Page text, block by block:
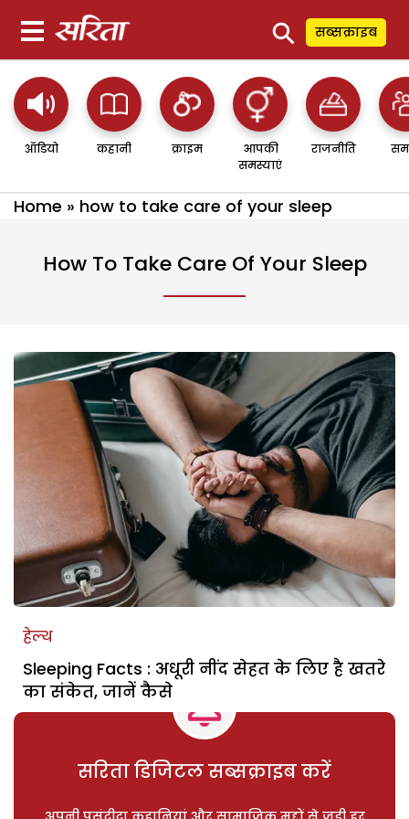
⚲ सब्सक्राइब
ऑडियो कहानी क्राइम
आपकी
समस्याएं
राजनीति
Home » how to take care of your sleep
How To Take Care Of Your Sleep
हेल्थ
Sleeping Facts : अधूरी नींद सेहत के लिए है खतरे
का संकेत, जानें कैसे
सरिता डिजिटल सब्सक्राइब करें